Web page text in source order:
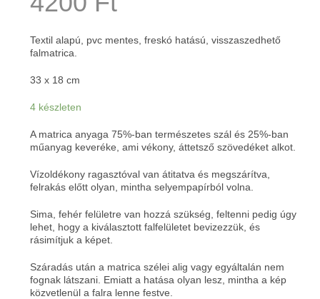
Textil alapú, pvc mentes, freskó hatású, visszaszedhető
falmatrica.
33 x 18 cm
4 készleten
A matrica anyaga 75%-ban természetes szál és 25%-ban
műanyag keveréke, ami vékony, áttetsző szövedéket alkot.
Vízoldékony ragasztóval van átitatva és megszárítva,
felrakás előtt olyan, mintha selyempapírból volna.
Sima, fehér felületre van hozzá szükség, feltenni pedig úgy
lehet, hogy a kiválasztott falfelületet bevizezzük, és
rásimítjuk a képet.
Száradás után a matrica szélei alig vagy egyáltalán nem
fognak látszani. Emiatt a hatása olyan lesz, mintha a kép
közvetlenül a falra lenne festve.